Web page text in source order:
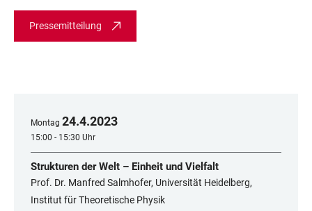
Pressemitteilung
Montag 24.4.2023
15:00 - 15:30 Uhr
Strukturen der Welt – Einheit und Vielfalt
Prof. Dr. Manfred Salmhofer, Universität Heidelberg,
Institut für Theoretische Physik